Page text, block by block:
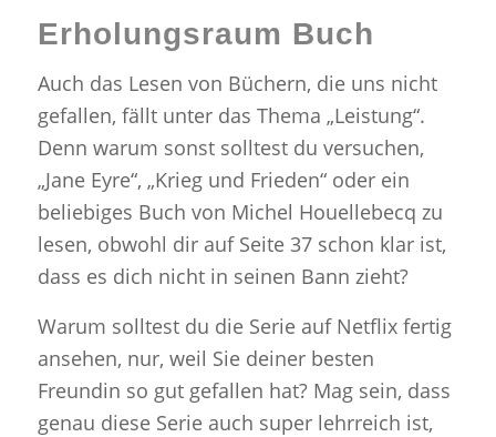
Erholungsraum Buch
Auch das Lesen von Büchern, die uns nicht
gefallen, fällt unter das Thema „Leistung“.
Denn warum sonst solltest du versuchen,
„Jane Eyre“, „Krieg und Frieden“ oder ein
beliebiges Buch von Michel Houellebecq zu
lesen, obwohl dir auf Seite 37 schon klar ist,
dass es dich nicht in seinen Bann zieht?
Warum solltest du die Serie auf Netflix fertig
ansehen, nur, weil Sie deiner besten
Freundin so gut gefallen hat? Mag sein, dass
genau diese Serie auch super lehrreich ist,